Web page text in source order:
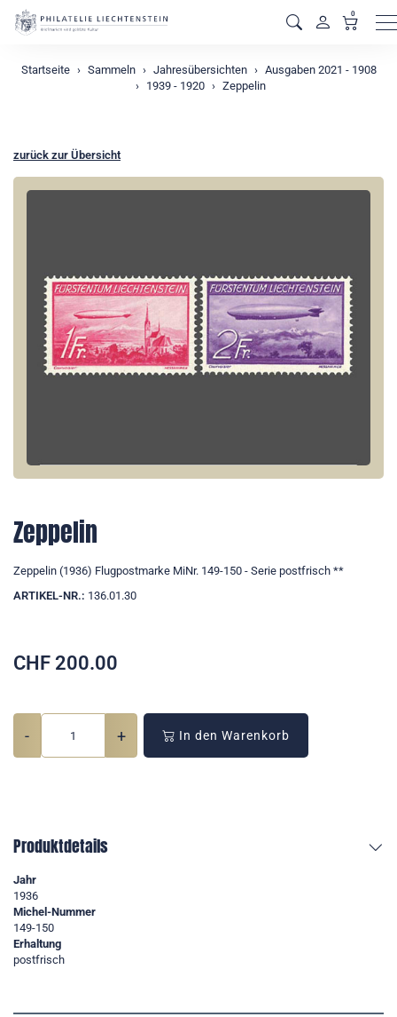
0
Startseite Sammeln Jahresübersichten
Ausgaben 2021 - 1908
1939 - 1920
Zeppelin
zurück zur Übersicht
Zeppelin
Zeppelin (1936) Flugpostmarke MiNr. 149-150 - Serie postfrisch **
ARTIKEL-NR.: 136.01.30
CHF 200.00
- + In den Warenkorb
Produktdetails
Jahr
1936
Michel-Nummer
149-150
Erhaltung
postfrisch